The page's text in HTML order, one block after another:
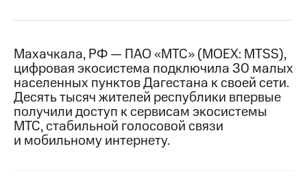
информация
Контакты
Медиа-центр
Пресс-
релизы
МТС
о технологиях
Махачкала, РФ — ПАО «МТС» (MOEX: MTSS),
цифровая экосистема подключила 30 малых
населенных пунктов Дагестана к своей сети.
Десять тысяч жителей республики впервые
получили доступ к сервисам экосистемы
МТС, стабильной голосовой связи
и мобильному интернету.